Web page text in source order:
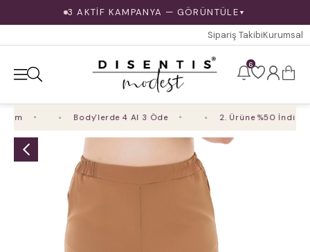
3 AKTİF KAMPANYA — GÖRÜNTÜLE ▼
Sipariş TakibiKurumsal
6
Body'lerde 4 Al 3 Öde 2. Ürüne %50 İndirim